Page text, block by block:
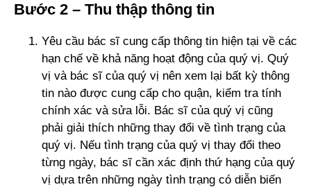
Bước 2 – Thu thập thông tin
Yêu cầu bác sĩ cung cấp thông tin hiện tại về các
hạn chế về khả năng hoạt động của quý vị. Quý
vị và bác sĩ của quý vị nên xem lại bất kỳ thông
tin nào được cung cấp cho quận, kiểm tra tính
chính xác và sửa lỗi. Bác sĩ của quý vị cũng
phải giải thích những thay đổi về tình trạng của
quý vị. Nếu tình trạng của quý vị thay đổi theo
từng ngày, bác sĩ cần xác định thứ hạng của quý
vị dựa trên những ngày tình trạng có diễn biến